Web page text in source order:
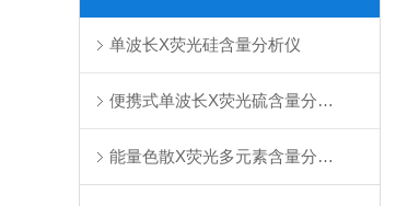
单波长X荧光硅含量分析仪
便携式单波长X荧光硫含量分析仪
能量色散X荧光多元素含量分析仪